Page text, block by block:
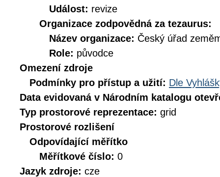
Událost: revize
Organizace zodpovědná za tezaurus:
Název organizace: Český úřad
Role: původce
Omezení zdroje
Podmínky pro přístup a užití: Dle
Data evidovaná v Národním katalogu
Typ prostorové reprezentace: grid
Prostorové rozlišení
Odpovídající měřítko
Měřítkové číslo: 0
Jazyk zdroje: cze